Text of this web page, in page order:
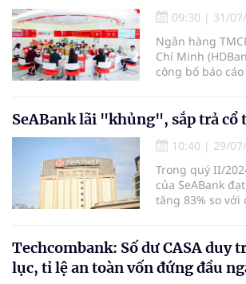
hài hòa lợi ích
nước, ngành
tiêu dùng.
09:30 | 31/
Ngân hàng
Chí Minh
công bố báo
tăng 48,9% so
tiêu hiệu quả
tiếp tục được
định hướng đi
lược phát triển
SeABank lãi "khủng", sắp trả cổ
10:40 | 29/
Trong quý II/
của SeABank
tăng 83% so với
61%. Ngoài ra,
cũng chuẩn bị
đông tỷ lệ gần
Techcombank: Số dư CASA duy
lục, tỉ lệ an toàn vốn đứng đầu